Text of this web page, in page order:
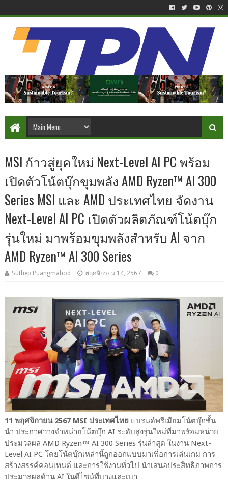
MSI ก้าวสู่ยุคใหม่ Next-Level AI PC พร้อม
เปิดตัวโน้ตบุ๊กขุมพลัง AMD Ryzen™ AI 300
Series MSI และ AMD ประเทศไทย จัดงาน
Next-Level AI PC เปิดตัวผลิตภัณฑ์โน้ตบุ๊ก
รุ่นใหม่ มาพร้อมขุมพลังสำหรับ AI จาก
AMD Ryzen™ AI 300 Series
Suthep Puangmahod พฤศจิกายน 14, 2567 0
11 พฤศจิกายน 2567 MSI ประเทศไทย แบรนด์พรีเมียมโน้ตบุ๊กชั้น
นำ ประกาศวางจำหน่ายโน้ตบุ๊ก AI ระดับสูงรุ่นใหม่ที่มาพร้อมหน่วย
ประมวลผล AMD Ryzen™ AI 300 Series รุ่นล่าสุด ในงาน Next-
Level AI PC โดยโน้ตบุ๊กเหล่านี้ถูกออกแบบมาเพื่อการเล่นเกม การ
สร้างสรรค์คอนเทนต์ และการใช้งานทั่วไป นำเสนอประสิทธิภาพการ
ประมวลผลด้าน AI ในดีไซน์ที่บางและเบา